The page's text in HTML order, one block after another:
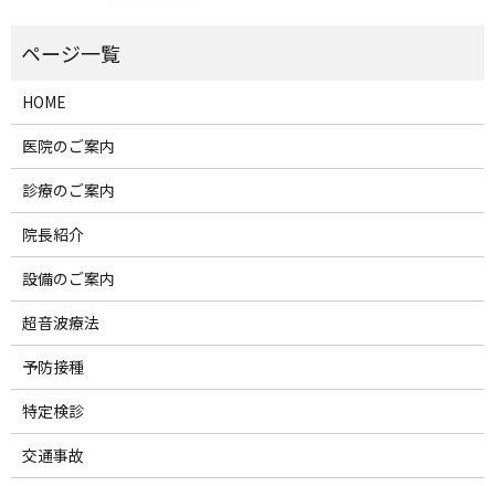
HOME
医院のご案内
診療のご案内
院長紹介
設備のご案内
超音波療法
予防接種
特定検診
交通事故